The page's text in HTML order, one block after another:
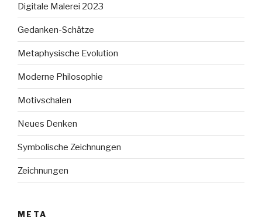
Digitale Malerei 2023
Gedanken-Schätze
Metaphysische Evolution
Moderne Philosophie
Motivschalen
Neues Denken
Symbolische Zeichnungen
Zeichnungen
META